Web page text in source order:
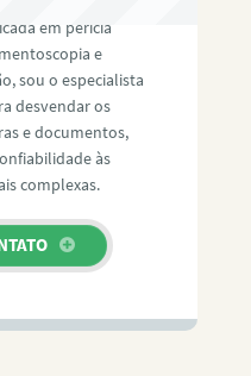
em perícia
e
sou o especialista
desvendar os
e documentos,
às
complexas.